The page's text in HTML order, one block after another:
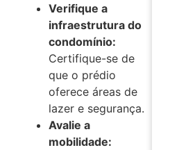
Verifique a
infraestrutura do
condomínio:
Certifique-se de
que o prédio
oferece áreas de
lazer e segurança.
Avalie a
mobilidade: